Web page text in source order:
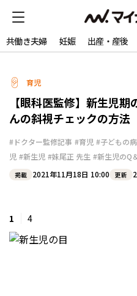
共働き夫婦 妊娠 出産・産後
育児
【眼科医監修】新生児
んの斜視チェックの方法
#ドクター監修記事 #育児 #子どもの
児 #新生児 #妹尾正 先生 #新生児のQ
掲載 2021年11月18日 10:00 更新
1 4